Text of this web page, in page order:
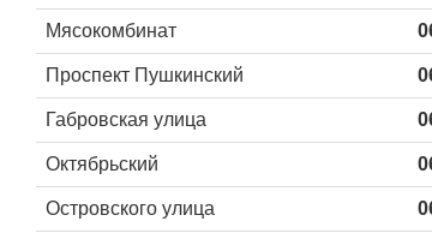
Мясокомбинат
Проспект Пушкинский
Габровская улица
Октябрьский
Островского улица